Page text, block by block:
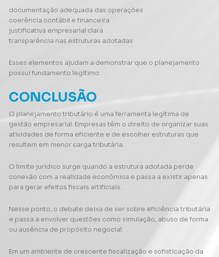
documentação adequada das operações
coerência contábil e financeira
justificativa empresarial clara
transparência nas estruturas adotadas
Esses elementos ajudam a demonstrar que o planejamento
possui fundamento legítimo.
CONCLUSÃO
O planejamento tributário é uma ferramenta legítima de
gestão empresarial. Empresas têm o direito de organizar suas
atividades de forma eficiente e de escolher estruturas que
resultem em menor carga tributária.
O limite jurídico surge quando a estrutura adotada perde
conexão com a realidade econômica e passa a existir apenas
para gerar efeitos fiscais artificiais.
Nesse ponto, o debate deixa de ser sobre eficiência tributária
e passa a envolver questões como simulação, abuso de forma
ou ausência de propósito negocial.
Em um ambiente de crescente fiscalização e sofisticação da